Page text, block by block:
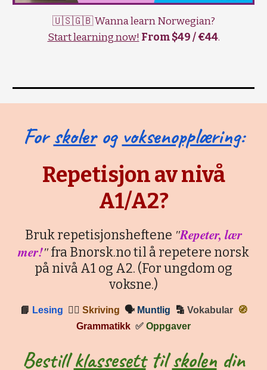
🇺🇸🇬🇧 Wanna learn Norwegian?
Start learning now! From $49 / €44.
Forskolerog voksenopplæring:
Repetisjon av nivå
A1/A2?
Bruk repetisjonsheftene "Repeter, lær
mer!"fra Bnorsk.no til å repetere norsk
på nivå A1 og A2. (For ungdom og
voksne.)
📘 Lesing ✍🏼 Skriving 🗣 Muntlig 🔡 Vokabular
🧭
Grammatikk ✅ Oppgaver
Bestillklassesetttilskolendin